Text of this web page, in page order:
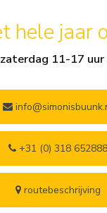
hele jaar
11-17 uur
+31 (0) 318 652888
routebeschrijving